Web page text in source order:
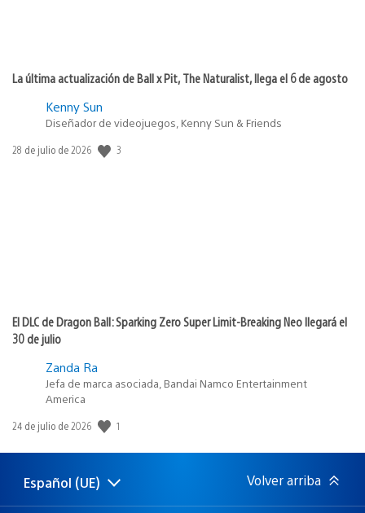
La última actualización de Ball x Pit, The Naturalist, llega el 6 de agosto
Kenny Sun
Diseñador de videojuegos, Kenny Sun & Friends
Fecha
28 de julio de 2026 3
El DLC de Dragon Ball: Sparking Zero Super Limit-Breaking Neo llegará el
30 de julio
Zanda Ra
Jefa de marca asociada, Bandai Namco Entertainment
America
Fecha
publicación:
24 de julio de 2026 1
Selecciona
una
Región
actual:
Español (UE) Volver arriba